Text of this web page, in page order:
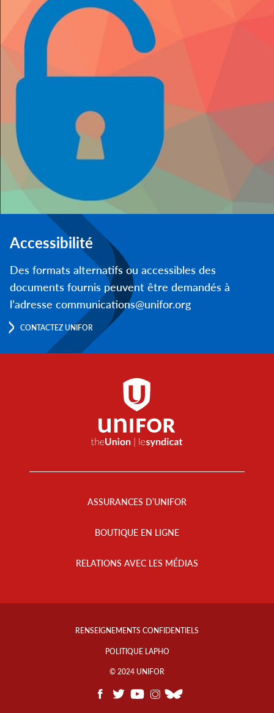
Accessibilité
Des formats alternatifs ou accessibles des
documents fournis peuvent être demandés à
l’adresse communications@unifor.org
CONTACTEZ UNIFOR
ASSURANCES D’UNIFOR
BOUTIQUE EN LIGNE
RELATIONS AVEC LES MÉDIAS
Footer
RENSEIGNEMENTS CONFIDENTIELS
POLITIQUE LAPHO
© 2024 UNIFOR